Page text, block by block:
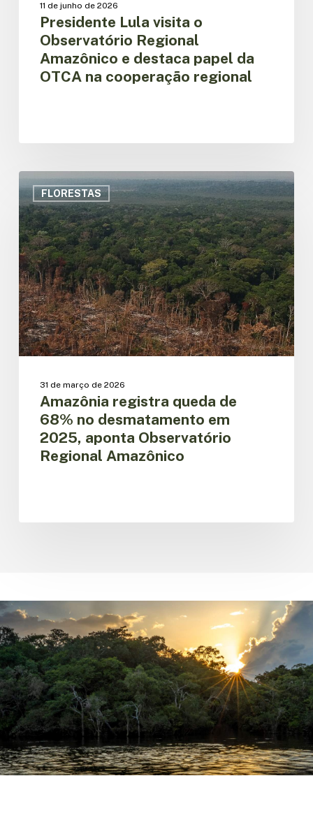
regional
11 de junho de 2026
Presidente Lula visita o
Observatório Regional
Amazônico e destaca papel da
OTCA na cooperação regional
FLORESTAS
Amazônia
registra
queda
de
68%
no
desmatamento
em
2025,
aponta
Observatório
Regional
31 de março de 2026
Amazônia registra queda de
68% no desmatamento em
2025, aponta Observatório
Regional Amazônico